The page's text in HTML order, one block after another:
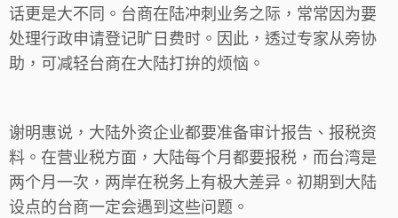
话更是大不同。台商在陆冲刺业务之际，常常因为要
处理行政申请登记旷日费时。因此，透过专家从旁协
助，可减轻台商在大陆打拚的烦恼。
谢明惠说，大陆外资企业都要准备审计报告、报税资
料。在营业税方面，大陆每个月都要报税，而台湾是
两个月一次，两岸在税务上有极大差异。初期到大陆
设点的台商一定会遇到这些问题。